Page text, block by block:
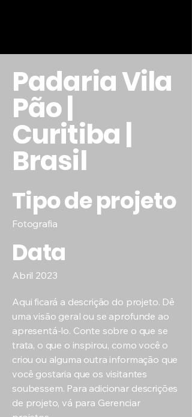
Padaria Vila
Pão |
Curitiba |
Brasil
Tipo de projeto
Fotografia
Data
Abril 2023
Aqui ficará a descrição do projeto. Dê
uma visão geral ou se aprofunde ao
apresentá-lo. Conte sobre o que se
trata, o que o inspirou, como você o
criou ou alguma outra informação que
você gostaria que os visitantes
soubessem. Para adicionar descrições
de projeto, vá para Gerenciar